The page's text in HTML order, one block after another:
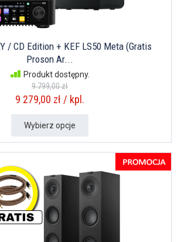
/ CD Edition + KEF LS50 Meta (Gratis
Proson Ar...
Produkt dostępny.
9 799,00 zł
9 279,00 zł / kpl.
Wybierz opcje